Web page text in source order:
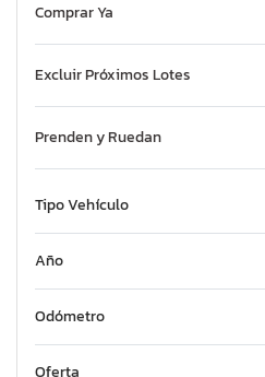
Comprar Ya
Excluir Próximos Lotes
Prenden y Ruedan
Tipo Vehículo
Año
Odómetro
Oferta